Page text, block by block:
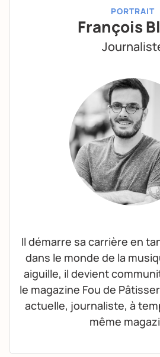
PORTRAIT
François
Il démarre sa carrière en
dans le monde de la
aiguille, il devient
le magazine Fou de
actuelle, journaliste, à
même